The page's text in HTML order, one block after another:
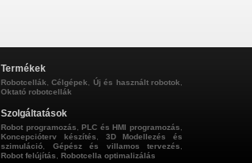
Termékek
Robotcellák ,Célgépek Új és használt robotok
Oktató robotcellák
Szolgáltatások
Robot programozás ,PLC és HMI programozás
Koncepcióterv készítés
3D Modellezés és
szimuláció
Gépész és villamos tervezés
Robot felújítás
Robotcella optimalizálás